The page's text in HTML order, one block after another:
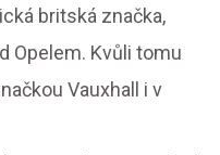
britská značka,
Opelem. Kvůli tomu
Vauxhall i v